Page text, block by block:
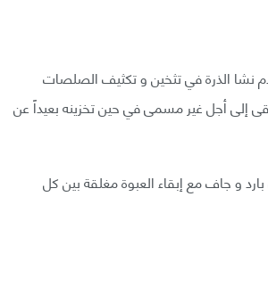
الذرة في تثخين و تكثيف الصلصات
إلى أجل غير مسمى في حين تخزينه بعيداً عن
و جاف مع إبقاء العبوة مغلقة بين كل